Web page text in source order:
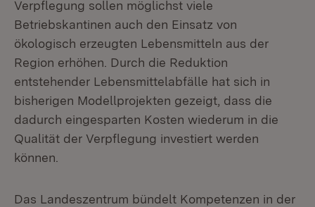
Verpflegung sollen möglichst viele
Betriebskantinen auch den Einsatz von
ökologisch erzeugten Lebensmitteln aus der
Region erhöhen. Durch die Reduktion
entstehender Lebensmittelabfälle hat sich in
bisherigen Modellprojekten gezeigt, dass die
dadurch eingesparten Kosten wiederum in die
Qualität der Verpflegung investiert werden
können.
Das Landeszentrum bündelt Kompetenzen in der